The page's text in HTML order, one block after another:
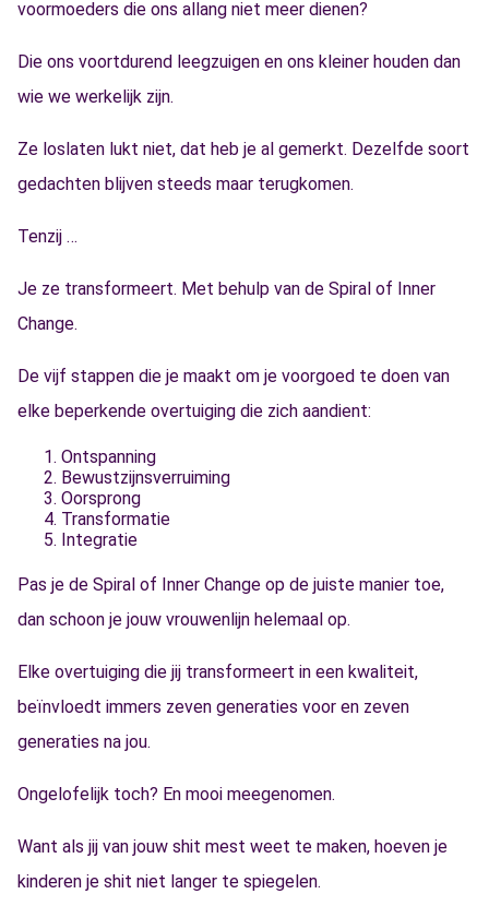
voormoeders die ons allang niet meer dienen?
Die ons voortdurend leegzuigen en ons kleiner houden dan
wie we werkelijk zijn.
Ze loslaten lukt niet, dat heb je al gemerkt. Dezelfde soort
gedachten blijven steeds maar terugkomen.
Tenzij …
Je ze transformeert. Met behulp van de Spiral of Inner
Change.
De vijf stappen die je maakt om je voorgoed te doen van
elke beperkende overtuiging die zich aandient:
Ontspanning
Bewustzijnsverruiming
Oorsprong
Transformatie
Integratie
Pas je de Spiral of Inner Change op de juiste manier toe,
dan schoon je jouw vrouwenlijn helemaal op.
Elke overtuiging die jij transformeert in een kwaliteit,
beïnvloedt immers zeven generaties voor en zeven
generaties na jou.
Ongelofelijk toch? En mooi meegenomen.
Want als jij van jouw shit mest weet te maken, hoeven je
kinderen je shit niet langer te spiegelen.